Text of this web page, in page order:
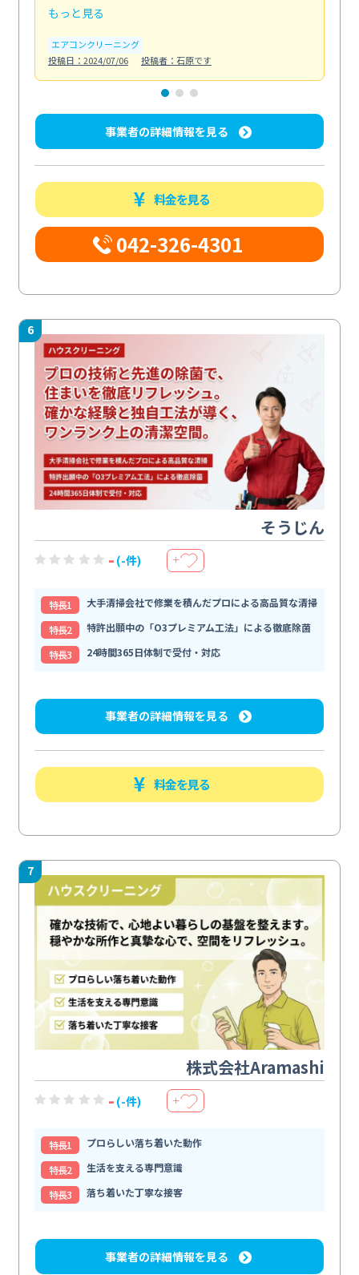
もっと見る
エアコンクリーニング
投稿日：2024/07/06
投稿者：石原です
事業者の詳細情報を見る
料金を見る
042-326-4301
6
そうじん
- (-件) ＋
特⻑1
大手清掃会社で修業を積んだプロによる高品質な清掃
特⻑2
特許出願中の「O3プレミアム工法」による徹底除菌
特⻑3
24時間365日体制で受付・対応
事業者の詳細情報を見る
料金を見る
7
株式会社Aramashi
- (-件) ＋
特⻑1
プロらしい落ち着いた動作
特⻑2
生活を支える専門意識
特⻑3
落ち着いた丁寧な接客
事業者の詳細情報を見る